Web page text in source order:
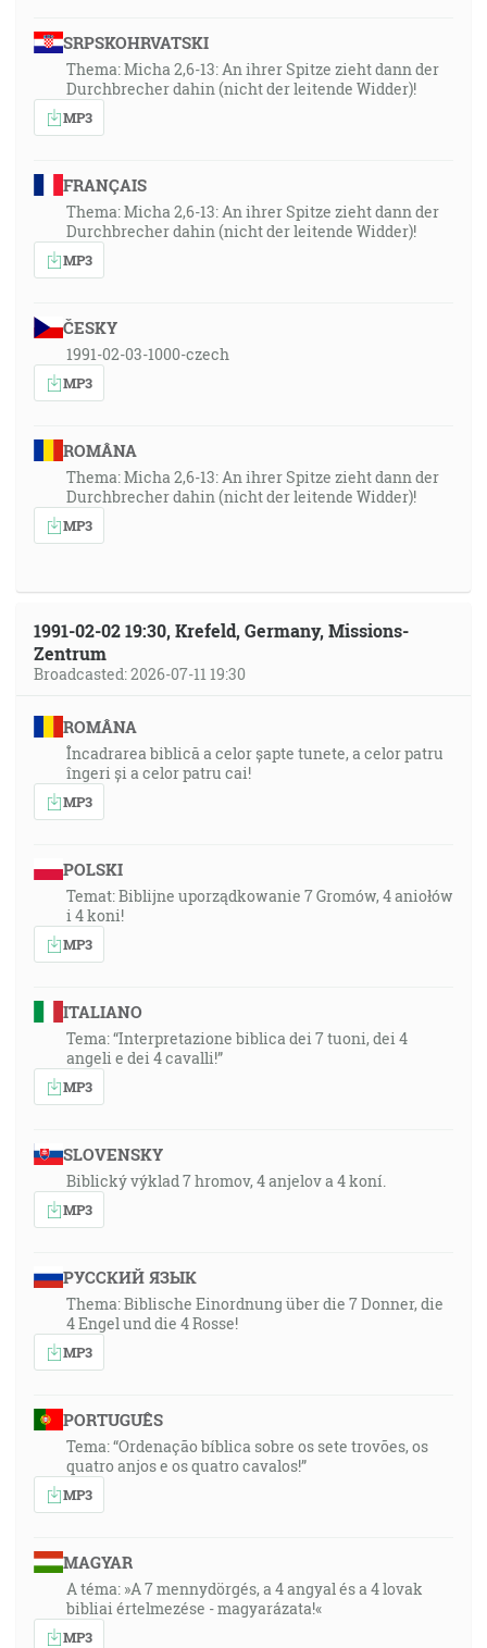
SRPSKOHRVATSKI
Thema: Micha 2,6-13: An ihrer Spitze zieht dann der
Durchbrecher dahin (nicht der leitende Widder)!
MP3
FRANÇAIS
Thema: Micha 2,6-13: An ihrer Spitze zieht dann der
Durchbrecher dahin (nicht der leitende Widder)!
MP3
ČESKY
1991-02-03-1000-czech
MP3
ROMÂNA
Thema: Micha 2,6-13: An ihrer Spitze zieht dann der
Durchbrecher dahin (nicht der leitende Widder)!
MP3
1991-02-02 19:30, Krefeld, Germany, Missions-
Zentrum
Broadcasted: 2026-07-11 19:30
ROMÂNA
Încadrarea biblică a celor șapte tunete, a celor patru
îngeri și a celor patru cai!
MP3
POLSKI
Temat: Biblijne uporządkowanie 7 Gromów, 4 aniołów
i 4 koni!
MP3
ITALIANO
Tema: “Interpretazione biblica dei 7 tuoni, dei 4
angeli e dei 4 cavalli!”
MP3
SLOVENSKY
Biblický výklad 7 hromov, 4 anjelov a 4 koní.
MP3
РУССКИЙ ЯЗЫК
Thema: Biblische Einordnung über die 7 Donner, die
4 Engel und die 4 Rosse!
MP3
PORTUGUÊS
Tema: “Ordenação bíblica sobre os sete trovões, os
quatro anjos e os quatro cavalos!”
MP3
MAGYAR
A téma: »A 7 mennydörgés, a 4 angyal és a 4 lovak
bibliai értelmezése - magyarázata!«
MP3